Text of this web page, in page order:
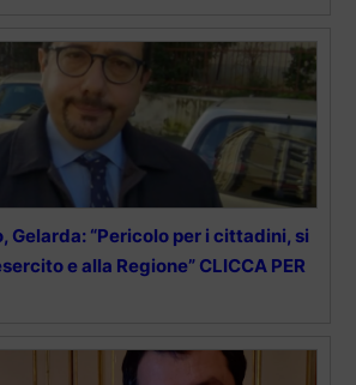
Gelarda: “Pericolo per i cittadini, si
e alla Regione” CLICCA PER